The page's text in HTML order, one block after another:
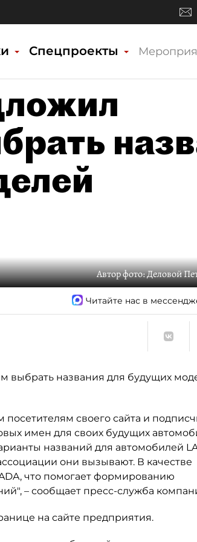
Спецпроекты
Автор фото:Деловой
Читайте нас в
выбрать названия для будущих
посетителям своего сайта и
имен для своих будущих
названий для автомобилей
они вызывают. В качестве
что помогает формированию
– сообщает пресс-служба
на сайте предприятия.